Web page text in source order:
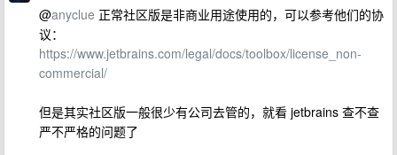
@anyclue 正常社区版是非商业用途使用的，可以参考他们的协
议：
https://www.jetbrains.com/legal/docs/toolbox/license_non-
commercial/
但是其实社区版一般很少有公司去管的，就看 jetbrains 查不查
严不严格的问题了